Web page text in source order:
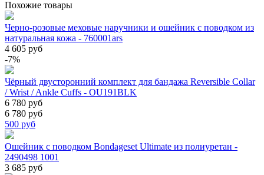
Похожие товары
Черно-розовые меховые наручники и ошейник с поводком из
натуральная кожа - 760001ars
4 605 руб
-7%
Чёрный двусторонний комплект для бандажа Reversible Collar
/ Wrist / Ankle Cuffs - OU191BLK
6 780 руб
6 780 руб
500 руб
Ошейник с поводком Bondageset Ultimate из полиуретан -
2490498 1001
3 685 руб